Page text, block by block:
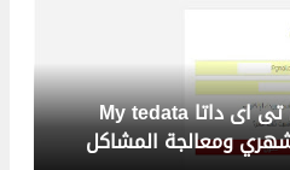
الجديدة
مصر